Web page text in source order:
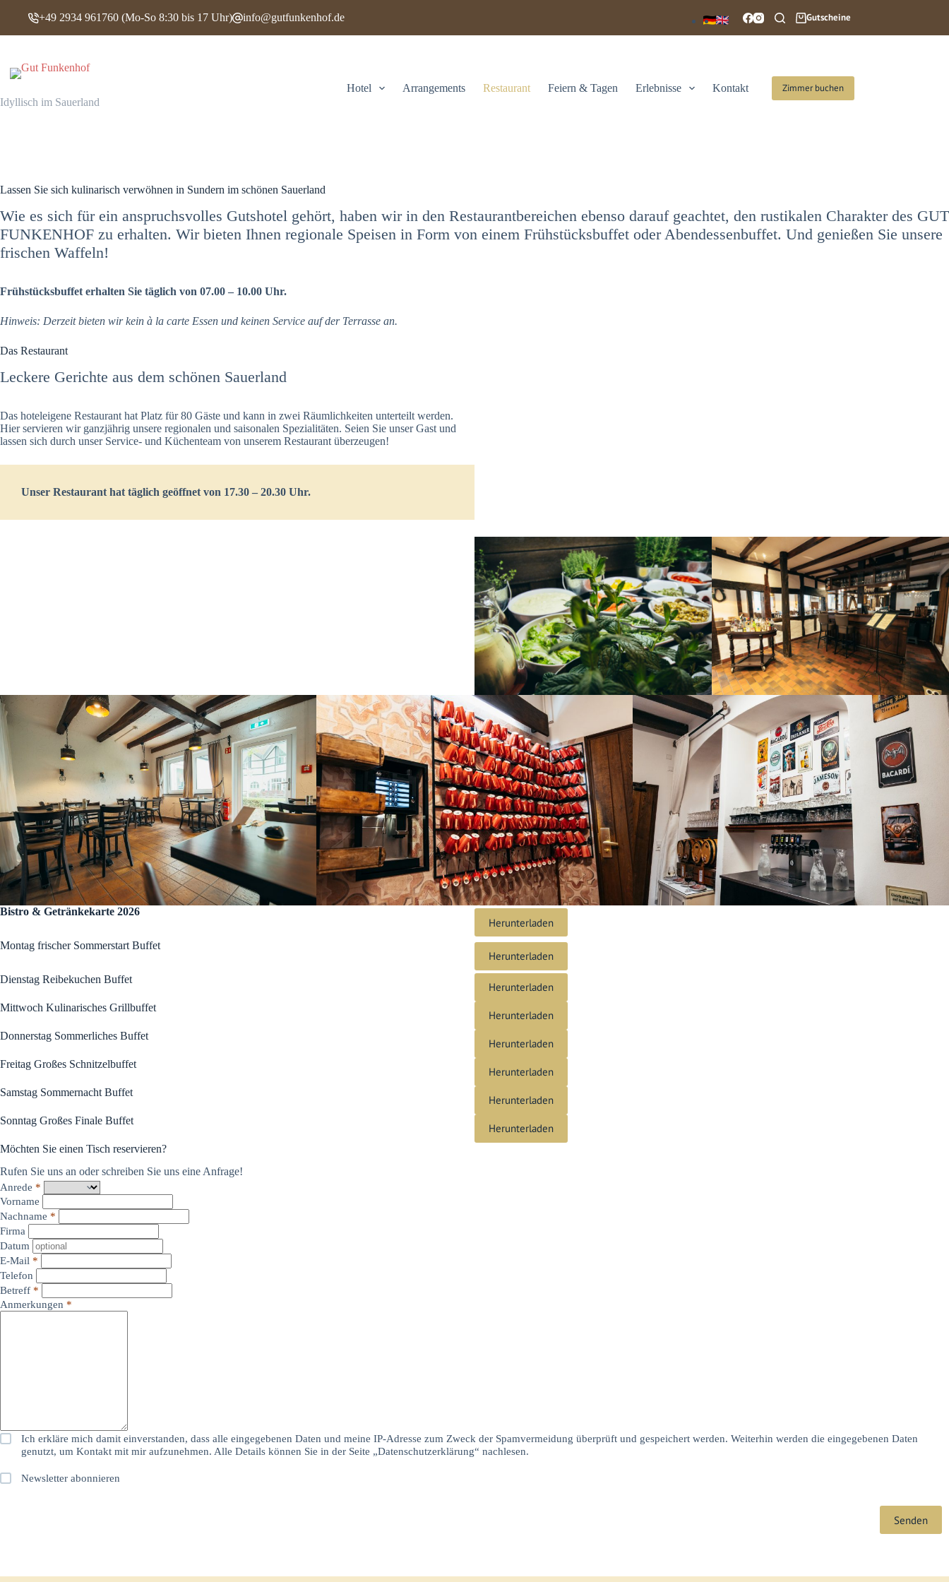
Keine
+49 2934 961760 (Mo-So 8:30 bis 17 Uhr) info@gutfunkenhof.de Gutscheine
Idyllisch im Sauerland
Hotel Arrangements Restaurant Feiern & Tagen Erlebnisse Kontakt Zimmer buchen
Lassen Sie sich kulinarisch verwöhnen in Sundern im schönen Sauerland
Wie es sich für ein anspruchsvolles Gutshotel gehört, haben wir in den Restaurantbereichen ebenso darauf geachtet, den rustikalen Charakter des GUT
FUNKENHOF zu erhalten. Wir bieten Ihnen regionale Speisen in Form von einem Frühstücksbuffet oder Abendessenbuffet. Und genießen Sie unsere
frischen Waffeln!
Frühstücksbuffet erhalten Sie täglich von 07.00 – 10.00 Uhr.
Hinweis: Derzeit bieten wir kein à la carte Essen und keinen Service auf der Terrasse an.
Das Restaurant
Leckere Gerichte aus dem schönen Sauerland
Das hoteleigene Restaurant hat Platz für 80 Gäste und kann in zwei Räumlichkeiten unterteilt werden.
Hier servieren wir ganzjährig unsere regionalen und saisonalen Spezialitäten. Seien Sie unser Gast und
lassen sich durch unser Service- und Küchenteam von unserem Restaurant überzeugen!
Unser Restaurant hat täglich geöffnet von 17.30 – 20.30 Uhr.
Bistro & Getränkekarte 2026
Herunterladen
Montag frischer Sommerstart Buffet
Herunterladen
Dienstag Reibekuchen Buffet
Herunterladen
Mittwoch Kulinarisches Grillbuffet
Herunterladen
Donnerstag Sommerliches Buffet
Herunterladen
Freitag Großes Schnitzelbuffet
Herunterladen
Samstag Sommernacht Buffet
Herunterladen
Sonntag Großes Finale Buffet
Herunterladen
Möchten Sie einen Tisch reservieren?
Rufen Sie uns an oder schreiben Sie uns eine Anfrage!
Anrede *
Vorname
Nachname *
Firma
Datum
E-Mail *
Telefon
Betreff *
Anmerkungen *
Ich erkläre mich damit einverstanden, dass alle eingegebenen Daten und meine IP-Adresse zum Zweck der Spamvermeidung überprüft und gespeichert werden. Weiterhin werden die eingegebenen Daten
genutzt, um Kontakt mit mir aufzunehmen. Alle Details können Sie in der Seite „Datenschutzerklärung“ nachlesen.
Newsletter abonnieren
Senden